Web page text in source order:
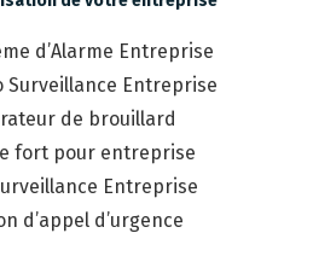
d’Alarme Entreprise
Surveillance Entreprise
de brouillard
fort pour entreprise
Entreprise
d’appel d’urgence